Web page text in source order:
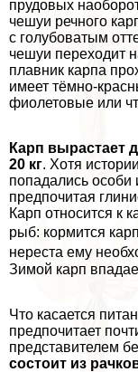
прудовых
чешуи речного
с гoлyбоватым
чешуи переходит
плавник карпа
имеет тёмно-
фиолетовые или
Карп вырастает
20 кг. Хотя
попадались
предпочитая
Карп относится к
рыб: кормится
нереста ему
Зимой карп
Что касается
предпочитает
представителем
состоит из